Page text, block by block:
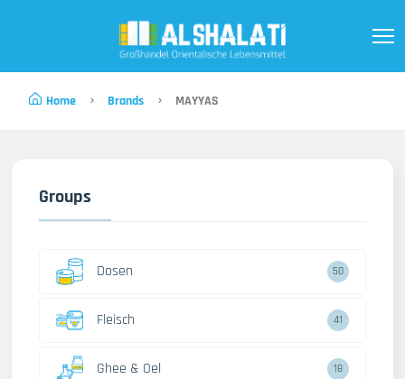
Home Brands MAYYAS
Groups
Dosen 50
Fleisch 41
Ghee & Oel 18